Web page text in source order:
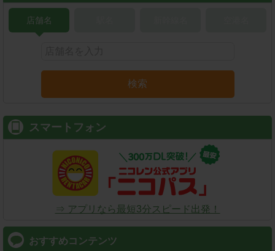
店舗名
検索
スマートフォン
⇒ アプリなら最短3分スピード出発！
おすすめコンテンツ